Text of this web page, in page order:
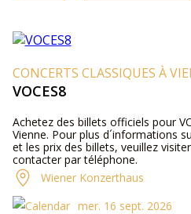
CONCERTS CLASSIQUES À
VOCES8
Achetez des billets officiels pour
Vienne. Pour plus d´informations
et les prix des billets, veuillez
contacter par téléphone.
Wiener Konzerthaus
mer. 16 sept. 2026